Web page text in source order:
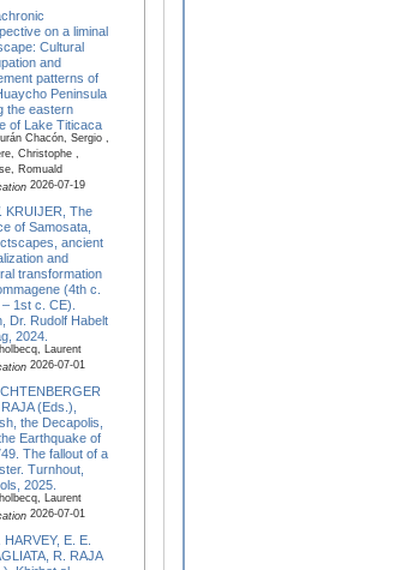
on a liminal
Cultural
and
patterns of
Peninsula
the eastern
of Lake Titicaca
Chacón, Sergio ,
Christophe ,
Romuald
2026-07-19
KRUIJER, The
of Samosata,
ancient
and
transformation
(4th c.
– 1st c. CE).
Dr. Rudolf Habelt
2024.
Laurent
2026-07-01
(Eds.),
the Decapolis,
Earthquake of
The fallout of a
Turnhout,
2025.
Laurent
2026-07-01
HARVEY, E. E.
R. RAJA